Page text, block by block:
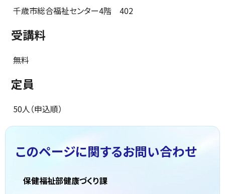
千歳市総合福祉センター4階 402
受講料
無料
定員
50人（申込順）
このページに関するお問い合わせ
保健福祉部健康づくり課